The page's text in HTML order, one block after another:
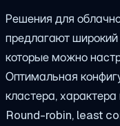
Решения для
предлагают широкий
которые можно
Оптимальная
кластера,
Round-robin, least